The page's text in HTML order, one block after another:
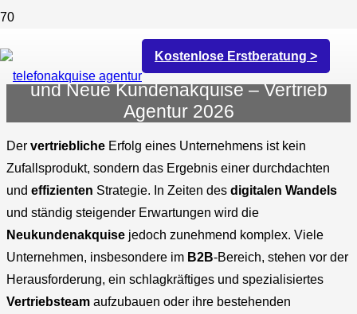
Kostenlose Erstberatung >
Sales Agentur: Ihr Kraftzentrum für Sales
und Neue Kundenakquise – Vertrieb
Agentur 2026
Der vertriebliche Erfolg eines Unternehmens ist kein
Zufallsprodukt, sondern das Ergebnis einer durchdachten
und effizienten Strategie. In Zeiten des digitalen Wandels
und ständig steigender Erwartungen wird die
Neukundenakquise jedoch zunehmend komplex. Viele
Unternehmen, insbesondere im B2B-Bereich, stehen vor der
Herausforderung, ein schlagkräftiges und spezialisiertes
Vertriebsteam aufzubauen oder ihre bestehenden